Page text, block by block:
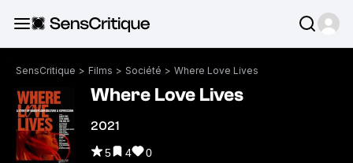
SensCritique > Films > Société > Where Love Lives
Where Love Lives
2021
5 4 0